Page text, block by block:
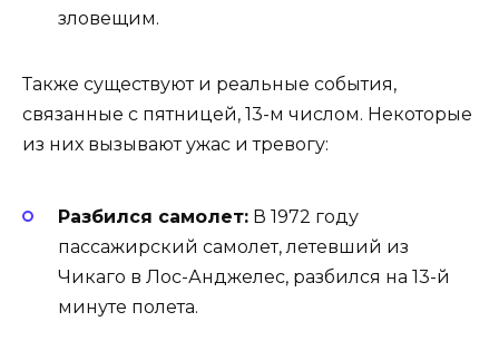
зловещим.
Также существуют и реальные события,
связанные с пятницей, 13-м числом. Некоторые
из них вызывают ужас и тревогу:
Разбился самолет: В 1972 году
пассажирский самолет, летевший из
Чикаго в Лос-Анджелес, разбился на 13-й
минуте полета.